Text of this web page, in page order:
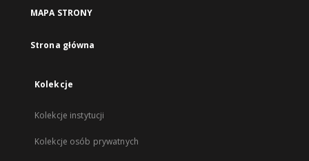
MAPA STRONY
Strona główna
Kolekcje
Kolekcje instytucji
Kolekcje osób prywatnych